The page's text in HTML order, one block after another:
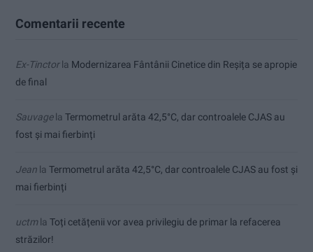
Comentarii recente
Ex-Tinctorla Modernizarea Fântânii Cinetice din Reșița se apropie
de final
Sauvagela Termometrul arăta 42,5°C, dar controalele CJAS au
fost și mai fierbinți
Jean la Termometrul arăta 42,5°C, dar controalele CJAS au fost și
mai fierbinți
uctmla Toți cetățenii vor avea privilegiu de primar la refacerea
străzilor!